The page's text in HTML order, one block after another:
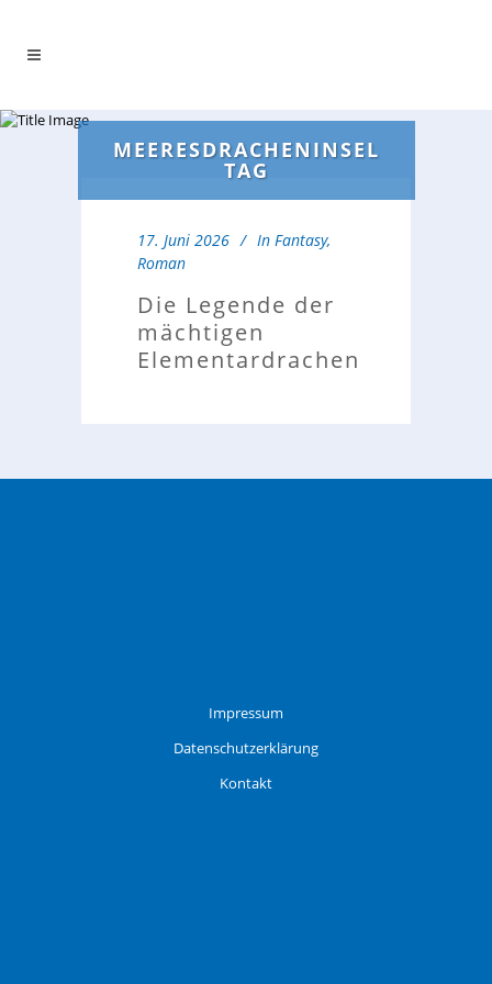
MEERESDRACHENINSEL
TAG
17. Juni 2026 In Fantasy,
Roman
Die Legende der
mächtigen
Elementardrachen
Impressum
Datenschutzerklärung
Kontakt